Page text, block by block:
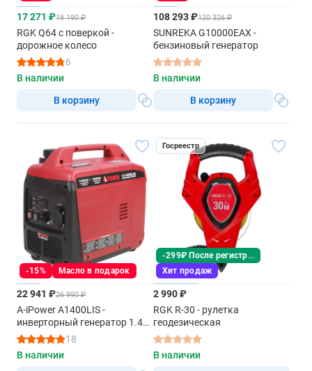
17 271 ₽19 190 ₽
RGK Q64 с поверкой -
дорожное колесо
6
В наличии
В корзину
108 293 ₽120 326 ₽
SUNREKA G10000EAX -
бензиновый генератор
В наличии
В корзину
-15% Масло в подарок
22 941 ₽26 990 ₽
A-iPower A1400LIS -
инверторный генератор 1.4
квт
18
В наличии
Госреестр
-299₽ После регистрации
Хит продаж
2 990 ₽
RGK R-30 - рулетка
геодезическая
В наличии